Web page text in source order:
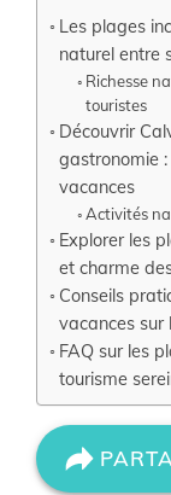
Les plages
naturel entre
Richesse
touristes
Découvrir
gastronomie
vacances
Activités
Explorer les
et charme
Conseils
vacances sur
FAQ sur les
tourisme